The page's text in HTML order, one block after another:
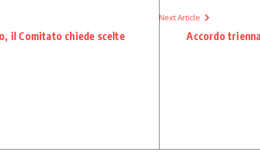
il Comitato chiede scelte
Next Article
Accordo